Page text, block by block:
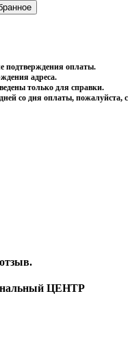
подтверждения оплаты.
адреса.
только для справки.
со дня оплаты,
ЦЕНТР